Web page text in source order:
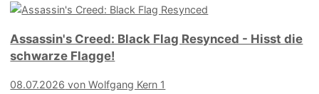
Assassin's Creed: Black Flag Resynced - Hisst die
schwarze Flagge!
08.07.2026 von Wolfgang Kern 1